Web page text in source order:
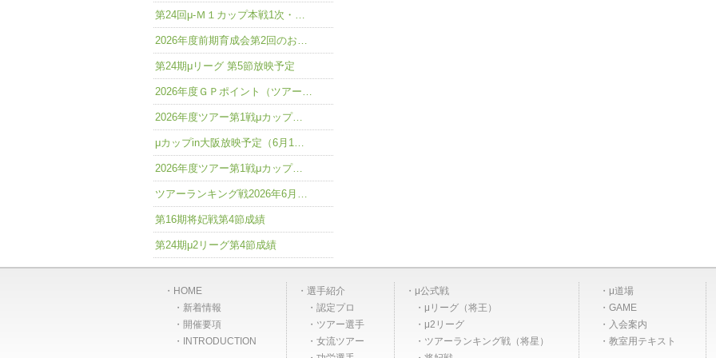
第24回μ-Ｍ１カップ本戦1次・…
2026年度前期育成会第2回のお…
第24期μリーグ 第5節放映予定
2026年度ＧＰポイント（ツアー…
2026年度ツアー第1戦μカップ…
μカップin大阪放映予定（6月1…
2026年度ツアー第1戦μカップ…
ツアーランキング戦2026年6月…
第16期将妃戦第4節成績
第24期μ2リーグ第4節成績
HOME
新着情報
開催要項
INTRODUCTION
選手紹介
認定プロ
ツアー選手
女流ツアー
μ公式戦
μリーグ（将王）
μ2リーグ
ツアーランキング戦（将星）
μ道場
GAME
入会案内
教室用テキスト